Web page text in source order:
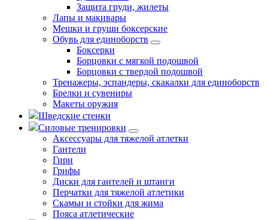
Защита груди, жилеты
Лапы и макивары
Мешки и груши боксерские
Обувь для единоборств
Боксерки
Борцовки с мягкой подошвой
Борцовки с твердой подошвой
Тренажеры, эспандеры, скакалки для единоборств
Брелки и сувениры
Макеты оружия
Шведские стенки
Силовые тренировки
Аксессуары для тяжелой атлетки
Гантели
Гири
Грифы
Диски для гантелей и штанги
Перчатки для тяжелой атлетики
Скамьи и стойки для жима
Пояса атлетические